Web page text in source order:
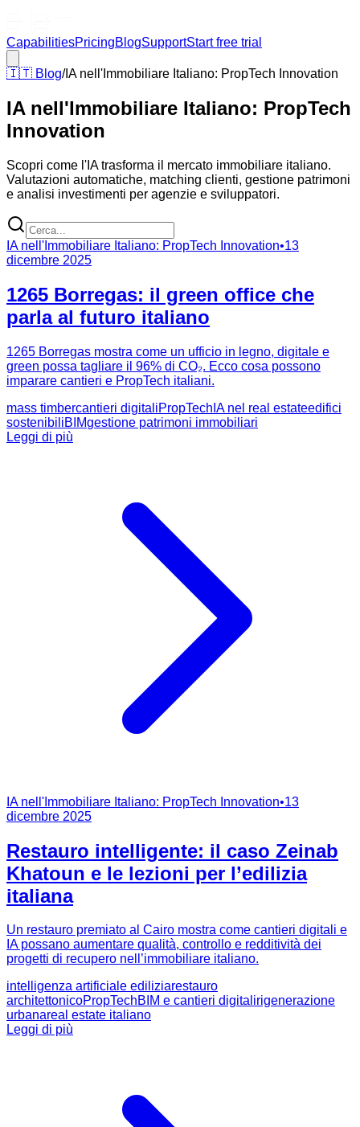
CapabilitiesPricingBlogSupportStart free trial
🇮🇹 Blog/IA nell'Immobiliare Italiano: PropTech Innovation
IA nell'Immobiliare Italiano: PropTech
Innovation
Scopri come l'IA trasforma il mercato immobiliare italiano.
Valutazioni automatiche, matching clienti, gestione patrimoni
e analisi investimenti per agenzie e sviluppatori.
IA nell'Immobiliare Italiano: PropTech Innovation•13
dicembre 2025
1265 Borregas: il green office che
parla al futuro italiano
1265 Borregas mostra come un ufficio in legno, digitale e
green possa tagliare il 96% di CO₂. Ecco cosa possono
imparare cantieri e PropTech italiani.
mass timbercantieri digitaliPropTech IA nel real estateedifici
sostenibiliBIMgestione patrimoni immobiliari
Leggi di più
IA nell'Immobiliare Italiano: PropTech Innovation•13
dicembre 2025
Restauro intelligente: il caso Zeinab
Khatoun e le lezioni per l’edilizia
italiana
Un restauro premiato al Cairo mostra come cantieri digitali e
IA possano aumentare qualità, controllo e redditività dei
progetti di recupero nell’immobiliare italiano.
intelligenza artificiale ediliziarestauro
architettonicoPropTechBIM e cantieri digitalirigenerazione
urbanareal estate italiano
Leggi di più